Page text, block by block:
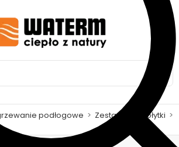
podłogowe > Zestawy pod płytki >